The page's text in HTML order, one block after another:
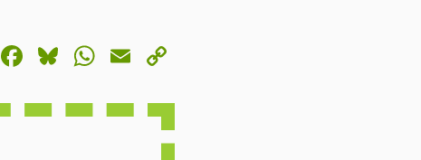
Mastodon
Facebook
Bluesky
WhatsApp
Email